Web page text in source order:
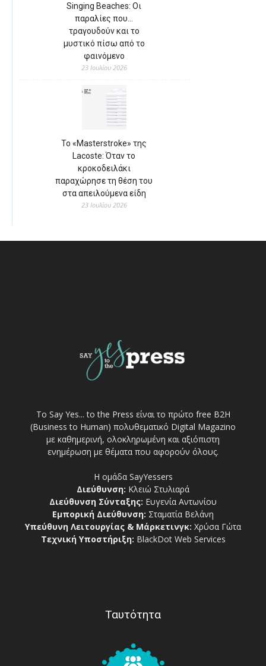
Singing Beaches: Οι
παραλίες που…
τραγουδούν και το
μυστικό πίσω από το
φαινόμενο
23 Ιουλίου 2026
Το «Masterstroke» της
Lacoste: Όταν το
κροκοδειλάκι
παραχώρησε τη θέση του
στα απειλούμενα είδη
23 Ιουλίου 2026
Το Say Yes... to the Press είναι το πρώτο free Β2Η
(Business to Human) πολυθεματικό Digital Magazino
με καθημερινή, ολοκληρωμένη και αξιόπιστη
ενημέρωση με θέματα που αφορούν όλους.
Η ομάδα SayYessers
Διεύθυνση: Κλειώ Στυλιαρά
Διεύθυνση Σύνταξης: Ευγενία Αντωνίου
Εμπορική Διεύθυνση: Σταματία Βελάνη
Υπεύθυνη Λειτουργίας & Μάρκετινγκ: Χρύσα Γώτα
Τεχνική Υποστήριξη: BlackDot Web Services
Ταυτότητα